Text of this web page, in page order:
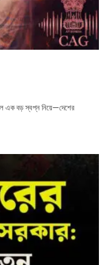
এক বড় স্বপ্ন নিয়ে—দেশের